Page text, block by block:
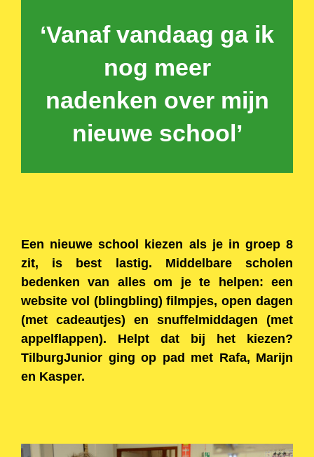
‘Vanaf vandaag ga ik
nog meer
nadenken over mijn
nieuwe school’
Een nieuwe school kiezen als je in groep 8
zit, is best lastig. Middelbare scholen
bedenken van alles om je te helpen: een
website vol (blingbling) filmpjes, open dagen
(met cadeautjes) en snuffelmiddagen (met
appelflappen). Helpt dat bij het kiezen?
TilburgJunior ging op pad met Rafa, Marijn
en Kasper.